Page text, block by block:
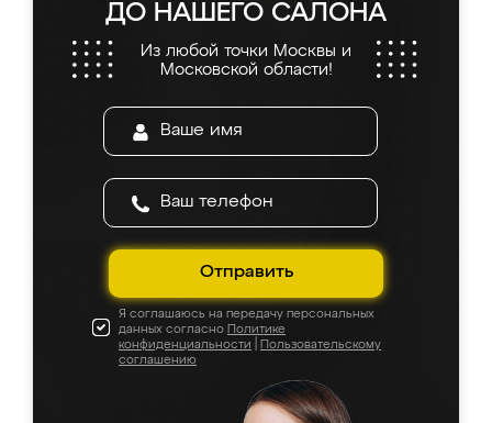
ДО НАШЕГО САЛОНА
Из любой точки Москвы и
Московской области!
Отправить
Я соглашаюсь на передачу персональных
данных согласно Политике
конфиденциальности
Пользовательскому
соглашению